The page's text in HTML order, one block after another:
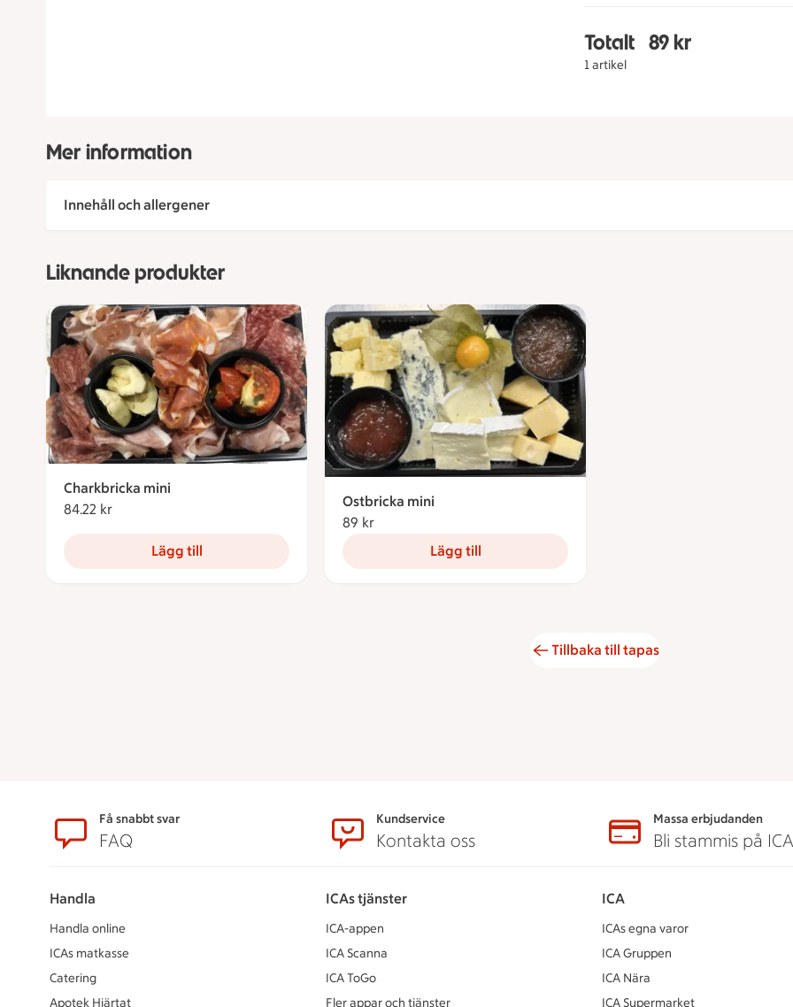
Totalt
1 artikel
Totalt 1 stycken Tapas
89 kr
Mer information
Innehåll och allergener
Liknande produkter
Charkbricka mini
84.22 kr
Lägg till
Ostbricka mini
89 kr
Lägg till
Tillbaka till tapas
SidfotFå snabbt svar
FAQ
Kundservice
Kontakta oss
Massa erbjudanden
Bli stammis på ICA
Handla
Handla online
ICAs matkasse
Catering
Apotek Hjärtat
ICAs tjänster
ICA-appen
ICA Scanna
ICA ToGo
Fler appar och tjänster
ICA
ICAs egna varor
ICA Gruppen
ICA Nära
ICA Supermarket